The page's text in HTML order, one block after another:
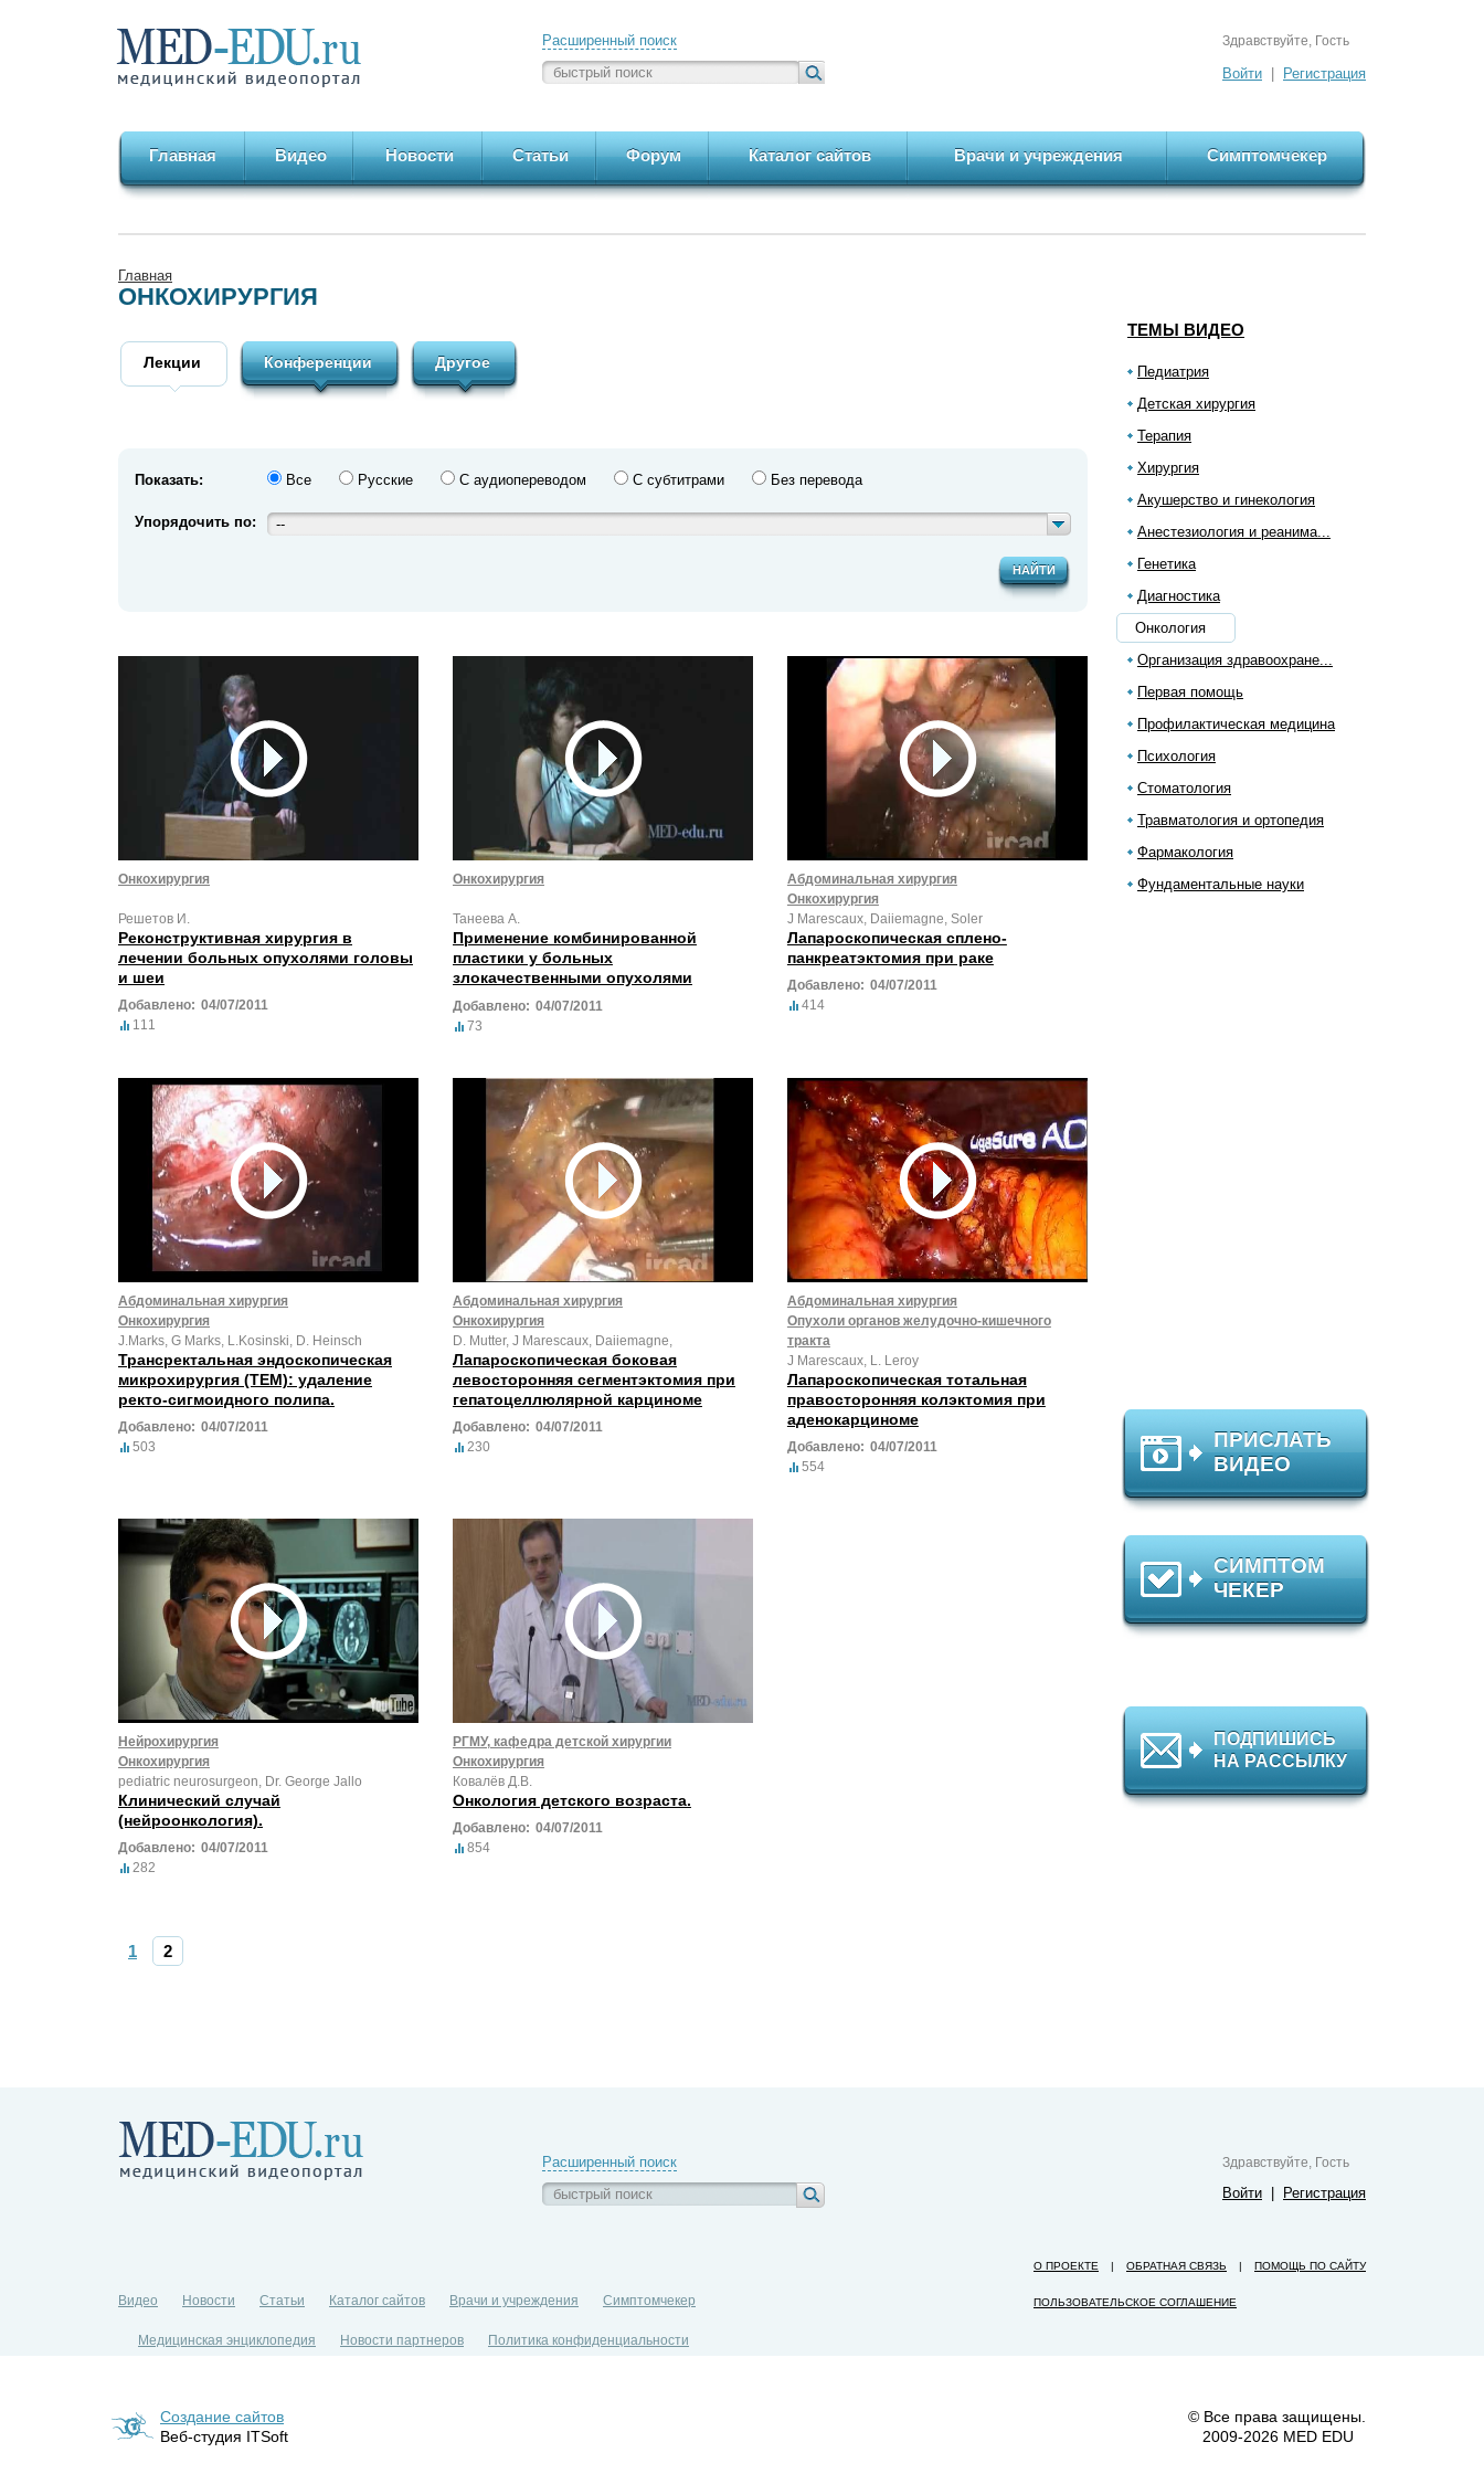
Расширенный поиск Здравствуйте, Гость
Войти Регистрация
Главная Видео Новости Статьи Форум Каталог сайтов Врачи и учреждения Симптомчекер
ТЕМЫ ВИДЕО
Педиатрия
Детская хирургия
Терапия
Хирургия
Акушерство и гинекология
Анестезиология и реанима...
Генетика
Диагностика
Онкология
Организация здравоохране...
Первая помощь
Профилактическая медицина
Психология
Стоматология
Травматология и ортопедия
Фармакология
Фундаментальные науки
ПРИСЛАТЬ
ВИДЕО
СИМПТОМ
ЧЕКЕР
ПОДПИШИСЬ
НА РАССЫЛКУ
Главная
ОНКОХИРУРГИЯ
Лекции Конференции Другое
Показать: Все Русские С аудиопереводом С субтитрами Без перевода
Упорядочить по: --
НАЙТИ
Онкохирургия
Решетов И.
Реконструктивная хирургия в
лечении больных опухолями головы
и шеи
Добавлено: 04/07/2011
111
Онкохирургия
Танеева А.
Применение комбинированной
пластики у больных
злокачественными опухолями
органов головы и
Добавлено: 04/07/2011
73
Абдоминальная хирургия
Онкохирургия
J Marescaux, Daiiemagne, Soler
Лапароскопическая сплено-
панкреатэктомия при раке
Добавлено: 04/07/2011
414
Абдоминальная хирургия
Онкохирургия
J.Marks, G Marks, L.Kosinski, D. Heinsch
Трансректальная эндоскопическая
микрохирургия (TEM): удаление
ректо-сигмоидного полипа.
Добавлено: 04/07/2011
503
Абдоминальная хирургия
Онкохирургия
D. Mutter, J Marescaux, Daiiemagne,
Лапароскопическая боковая
левосторонняя сегментэктомия при
гепатоцеллюлярной карциноме
Добавлено: 04/07/2011
230
Абдоминальная хирургия
Опухоли органов желудочно-кишечного
тракта
J Marescaux, L. Leroy
Лапароскопическая тотальная
правосторонняя колэктомия при
аденокарциноме
Добавлено: 04/07/2011
554
Нейрохирургия
Онкохирургия
pediatric neurosurgeon, Dr. George Jallo
Клинический случай
(нейроонкология).
Добавлено: 04/07/2011
282
РГМУ, кафедра детской хирургии
Онкохирургия
Ковалёв Д.В.
Онкология детского возраста.
Добавлено: 04/07/2011
854
1 2
Расширенный поиск Здравствуйте, Гость
Войти Регистрация
О ПРОЕКТЕ | ОБРАТНАЯ СВЯЗЬ | ПОМОЩЬ ПО САЙТУ
ПОЛЬЗОВАТЕЛЬСКОЕ СОГЛАШЕНИЕ
Видео Новости Статьи Каталог сайтов Врачи и учреждения Симптомчекер
Медицинская энциклопедия Новости партнеров Политика конфиденциальности
Создание сайтов
Веб-студия ITSoft
© Все права защищены.
2009-2026 MED EDU